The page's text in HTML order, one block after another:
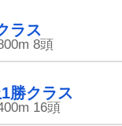
ラス
8頭
勝クラス
16頭